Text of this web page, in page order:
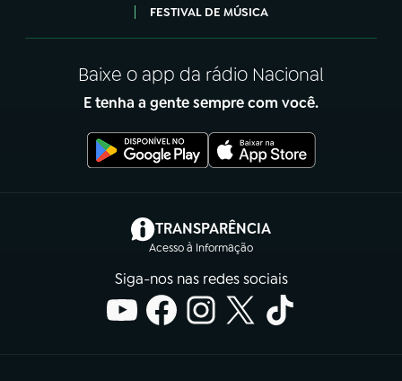
FESTIVAL DE MÚSICA
Baixe o app da rádio Nacional
E tenha a gente sempre com você.
TRANSPARÊNCIA
Acesso à Informação
(abre em nova aba)
Siga-nos nas redes sociais